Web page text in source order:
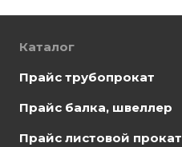
Каталог
Прайс трубопрокат
Прайс балка, швеллер
Прайс листовой прокат